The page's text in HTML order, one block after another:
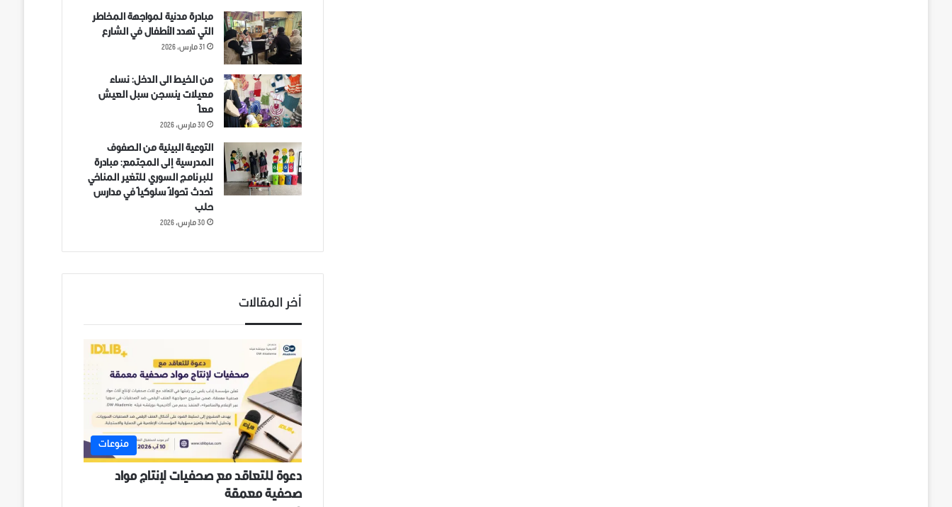
مبادرة مدنية لمواجهة المخاطر
التي تهدد الأطفال في الشارع
31 مارس، 2026
من الخيط الى الدخل: نساء
معيلات ينسجن سبل العيش
معاً
30 مارس، 2026
التوعية البيئية من الصفوف
المدرسية إلى المجتمع: مبادرة
للبرنامج السوري للتغير المناخي
تُحدث تحولاً سلوكياً في مدارس
حلب
30 مارس، 2026
أخر المقالات
منوعات
دعوة للتعاقد مع صحفيات لإنتاج مواد
صحفية معمقة